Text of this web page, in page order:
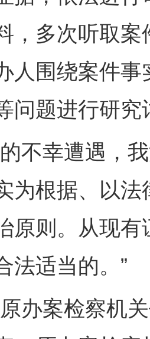
，多次听取
人围绕案件
问题进行研究
幸遭遇，我
为根据、以
原则。从现
法适当的。”
案检察机关